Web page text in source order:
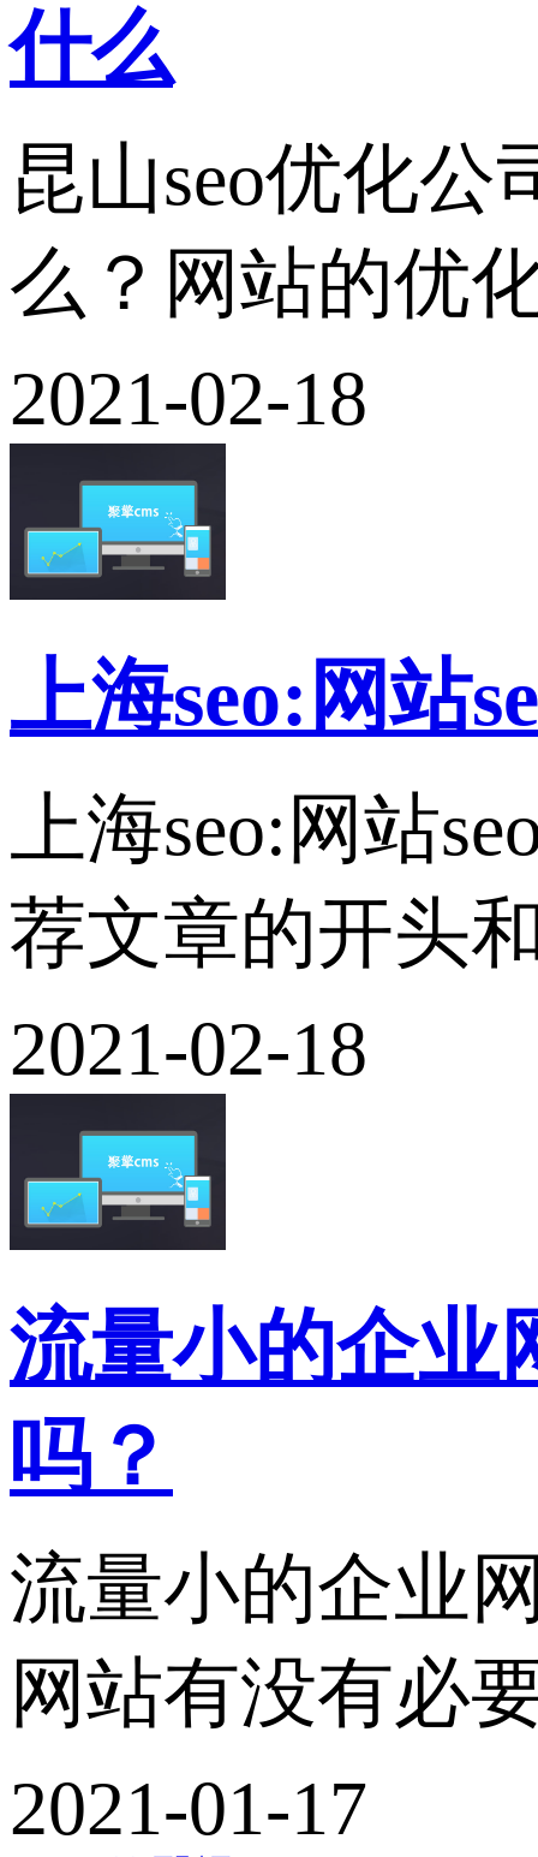
什么
昆山seo优化
么？网站的优
2021-02-18
上海seo:网站
上海seo:网站
荐文章的开头
2021-02-18
流量小的企业
吗？
流量小的企业
网站有没有必
2021-01-17